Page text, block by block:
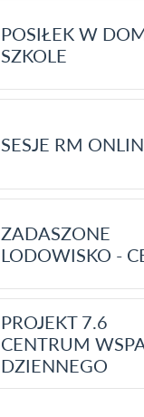
POSIŁEK W
SZKOLE
SESJE RM
ZADASZONE
LODOWISKO -
PROJEKT 7.6
CENTRUM
DZIENNEGO